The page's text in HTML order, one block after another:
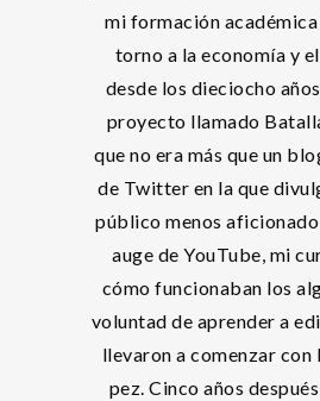
mi formación
torno a la economía y
desde los dieciocho
proyecto llamado
que no era más que un
de Twitter en la que
público menos aficionado
auge de YouTube, mi
cómo funcionaban los
voluntad de aprender a
llevaron a comenzar con
pez. Cinco años